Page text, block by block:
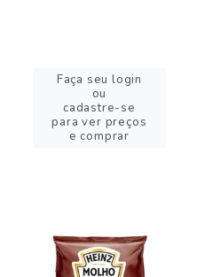
Faça seu login
ou
cadastre-se
para ver preços
e comprar